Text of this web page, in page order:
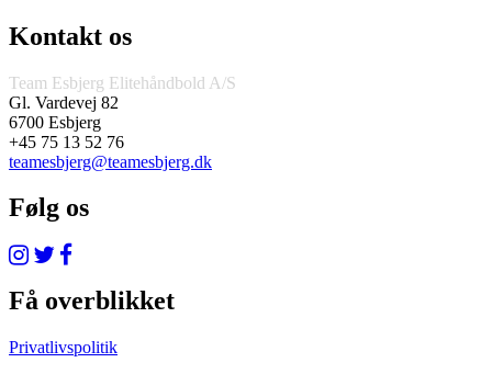
Kontakt os
Team Esbjerg Elitehåndbold A/S
Gl. Vardevej 82
6700 Esbjerg
+45 75 13 52 76
teamesbjerg@teamesbjerg.dk
Følg os
Få overblikket
Privatlivspolitik